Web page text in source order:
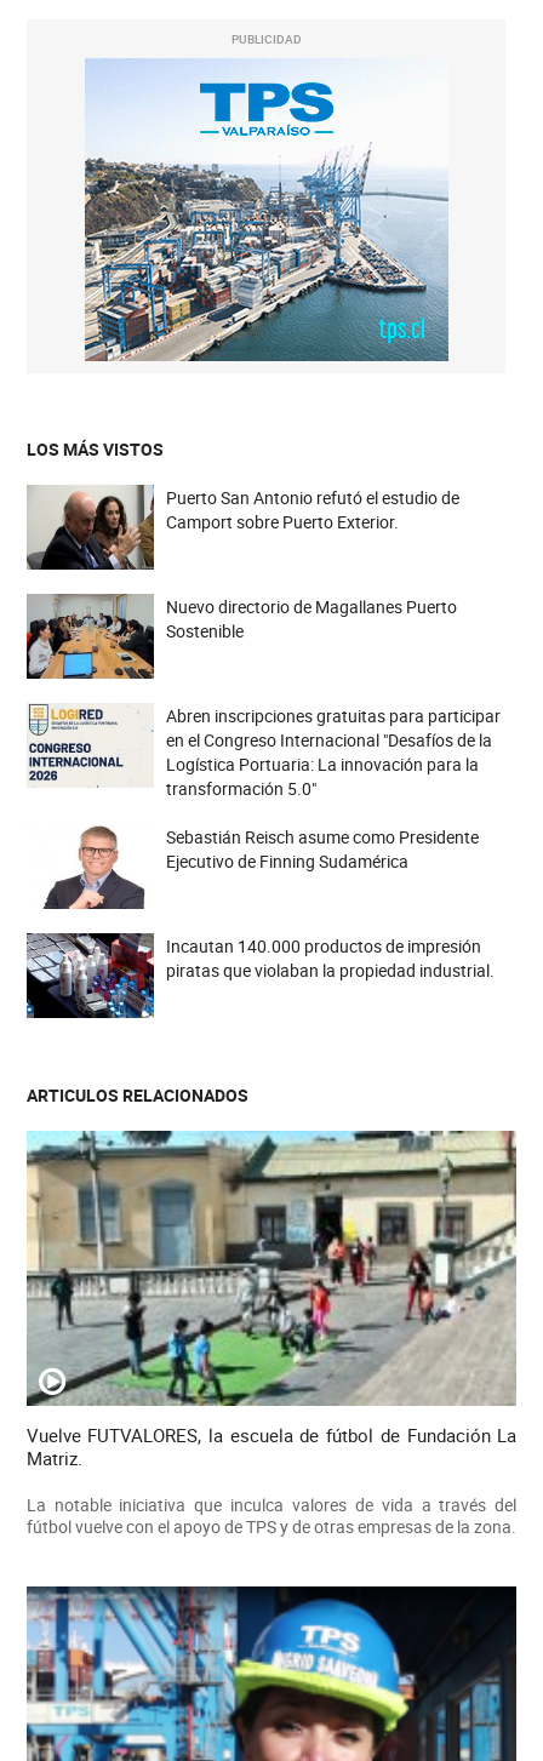
PUBLICIDAD
LOS MÁS VISTOS
Puerto San Antonio refutó el estudio de
Camport sobre Puerto Exterior.
Nuevo directorio de Magallanes Puerto
Sostenible
Abren inscripciones gratuitas para participar
en el Congreso Internacional "Desafíos de la
Logística Portuaria: La innovación para la
transformación 5.0"
Sebastián Reisch asume como Presidente
Ejecutivo de Finning Sudamérica
Incautan 140.000 productos de impresión
piratas que violaban la propiedad industrial.
ARTICULOS RELACIONADOS
Vuelve FUTVALORES, la escuela de fútbol de Fundación La
Matriz.
La notable iniciativa que inculca valores de vida a través del
fútbol vuelve con el apoyo de TPS y de otras empresas de la zona.